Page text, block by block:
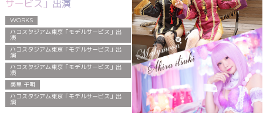
サービス」出演
WORKS
ハコスタジアム東京「モデルサービス」出
演
ハコスタジアム東京「モデルサービス」出
演
ハコスタジアム東京「モデルサービス」出
演
美里 千明
ハコスタジアム東京「モデルサービス」出
演